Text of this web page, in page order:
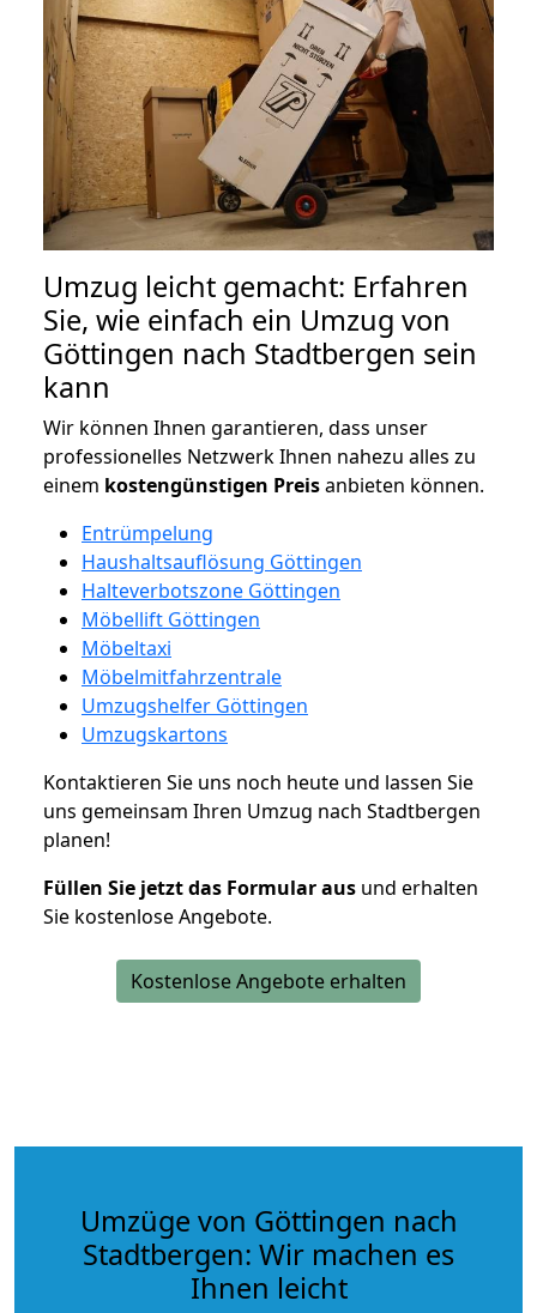
Umzug leicht gemacht: Erfahren
Sie, wie einfach ein Umzug von
Göttingen nach Stadtbergen sein
kann
Wir können Ihnen garantieren, dass unser
professionelles Netzwerk Ihnen nahezu alles zu
einem kostengünstigen Preisanbieten können.
Entrümpelung
Haushaltsauflösung Göttingen
Halteverbotszone Göttingen
Möbellift Göttingen
Möbeltaxi
Möbelmitfahrzentrale
Umzugshelfer Göttingen
Umzugskartons
Kontaktieren Sie uns noch heute und lassen Sie
uns gemeinsam Ihren Umzug nach Stadtbergen
planen!
Füllen Sie jetzt das Formular aus und erhalten
Sie kostenlose Angebote.
Kostenlose Angebote erhalten
Umzüge von Göttingen nach
Stadtbergen: Wir machen es
Ihnen leicht